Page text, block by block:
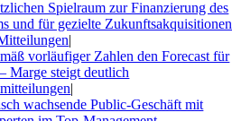
Spielraum zur Finanzierung des
und für gezielte Zukunftsakquisitionen
|
vorläufiger Zahlen den Forecast für
Marge steigt deutlich
|
wachsende Public-Geschäft mit